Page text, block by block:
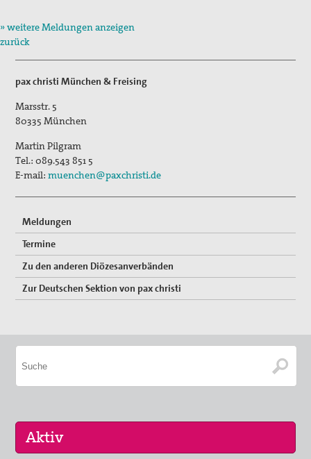
» weitere Meldungen anzeigen
zurück
pax christi München & Freising
Marsstr. 5
80335 München
Martin Pilgram
Tel.:089.543 851 5
E-mail:muenchen@paxchristi.de
Meldungen
Termine
Zu den anderen Diözesanverbänden
Zur Deutschen Sektion von pax christi